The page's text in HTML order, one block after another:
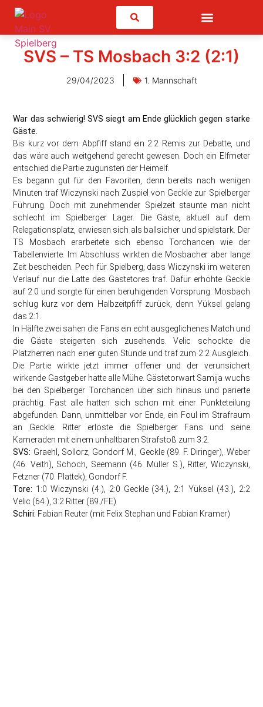
Suchen
SVS – TS Mosbach 3:2 (2:1)
29/04/2023 1. Mannschaft
War das schwierig! SVS siegt am Ende glücklich gegen starke
Gäste.
Bis kurz vor dem Abpfiff stand ein 2:2 Remis zur Debatte, und
das wäre auch weitgehend gerecht gewesen. Doch ein Elfmeter
entschied die Partie zugunsten der Heimelf.
Es begann gut für den Favoriten, denn bereits nach wenigen
Minuten traf Wiczynski nach Zuspiel von Geckle zur Spielberger
Führung. Doch mit zunehmender Spielzeit staunte man nicht
schlecht im Spielberger Lager. Die Gäste, aktuell auf dem
Relegationsplatz, erwiesen sich als ballsicher und spielstark. Der
TS Mosbach erarbeitete sich ebenso Torchancen wie der
Tabellenvierte. Im Abschluss wirkten die Mosbacher aber lange
Zeit bescheiden. Pech für Spielberg, dass Wiczynski im weiteren
Verlauf nur die Latte des Gästetores traf. Dafür erhöhte Geckle
auf 2:0 und sorgte für einen beruhigenden Vorsprung. Mosbach
schlug kurz vor dem Halbzeitpfiff zurück, denn Yüksel gelang
das 2:1.
In Hälfte zwei sahen die Fans ein echt ausgeglichenes Match und
die Gäste steigerten sich zusehends. Velic schockte die
Platzherren nach einer guten Stunde und traf zum 2:2 Ausgleich.
Die Partie wirkte jetzt immer offener und der verunsichert
wirkende Gastgeber hatte alle Mühe. Gästetorwart Samija wuchs
bei den Spielberger Torchancen über sich hinaus und parierte
prächtig. Fast alle hatten sich schon mit einer Punkteteilung
abgefunden. Dann, unmittelbar vor Ende, ein Foul im Strafraum
an Geckle. Ritter erlöste die Spielberger Fans und seine
Kameraden mit einem unhaltbaren Strafstoß zum 3:2.
SVS: Graehl, Sollorz, Gondorf M., Geckle (89. F. Diringer), Weber
(46. Veith), Schoch, Seemann (46. Müller S.), Ritter, Wiczynski,
Fetzner (70. Plattek), Gondorf F.
Tore: 1:0 Wiczynski (4.), 2:0 Geckle (34.), 2:1 Yüksel (43.), 2:2
Velic (64.), 3:2 Ritter (89./FE)
Schiri: Fabian Reuter (mit Felix Stephan und Fabian Kramer)